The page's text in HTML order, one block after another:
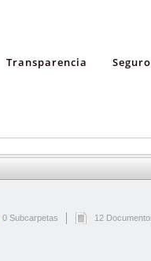
Transparencia
0 Subcarpetas 12